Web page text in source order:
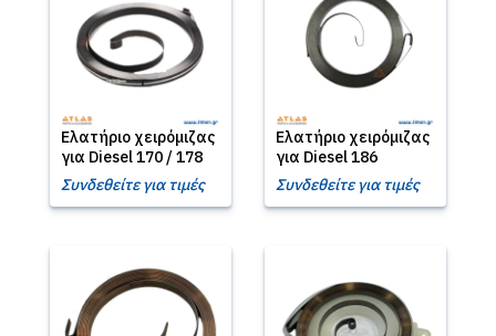
Ελατήριο χειρόμιζας
για Diesel 170 / 178
Συνδεθείτε για τιμές
Ελατήριο χειρόμιζας
για Diesel 186
Συνδεθείτε για τιμές